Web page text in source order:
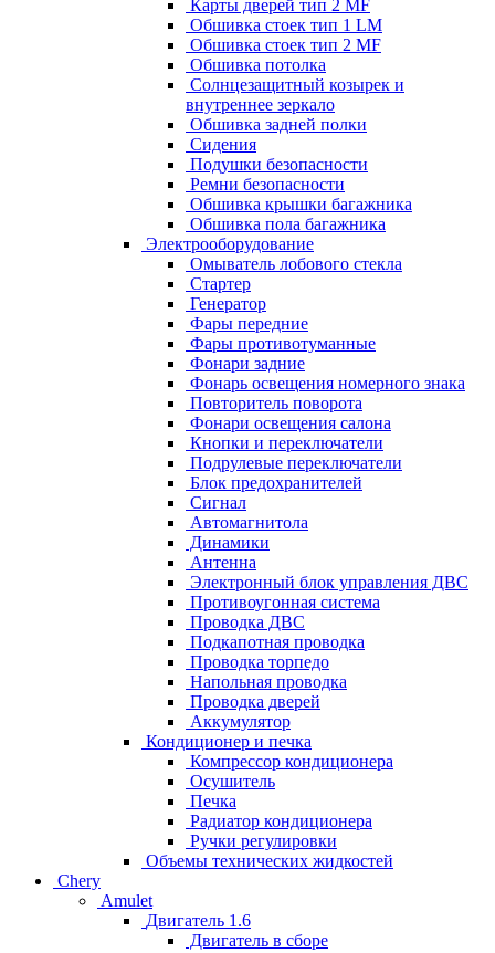
Карты дверей тип 2 MF
Обшивка стоек тип 1 LM
Обшивка стоек тип 2 MF
Обшивка потолка
Солнцезащитный козырек и
внутреннее зеркало
Обшивка задней полки
Сидения
Подушки безопасности
Ремни безопасности
Обшивка крышки багажника
Обшивка пола багажника
Электрооборудование
Омыватель лобового стекла
Стартер
Генератор
Фары передние
Фары противотуманные
Фонари задние
Фонарь освещения номерного знака
Повторитель поворота
Фонари освещения салона
Кнопки и переключатели
Подрулевые переключатели
Блок предохранителей
Сигнал
Автомагнитола
Динамики
Антенна
Электронный блок управления ДВС
Противоугонная система
Проводка ДВС
Подкапотная проводка
Проводка торпедо
Напольная проводка
Проводка дверей
Аккумулятор
Кондиционер и печка
Компрессор кондиционера
Осушитель
Печка
Радиатор кондиционера
Ручки регулировки
Объемы технических жидкостей
Chery
Amulet
Двигатель 1.6
Двигатель в сборе